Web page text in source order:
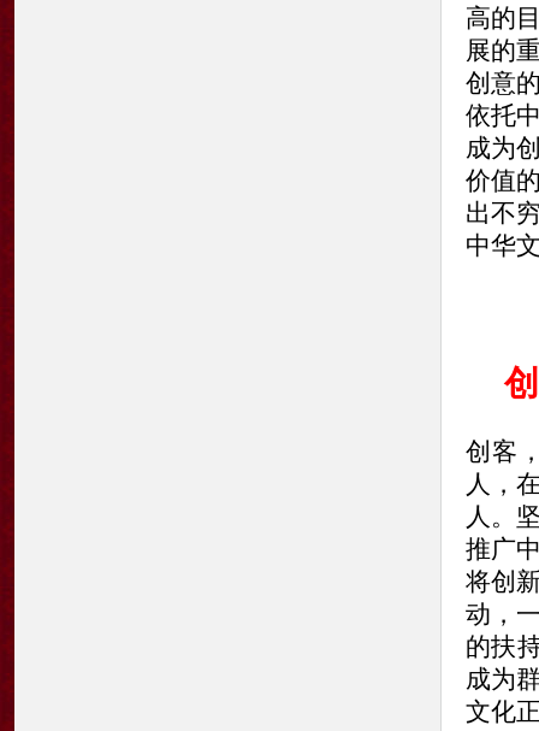
高的
展的
创意
依托
成为
价值
出不
中华
创客
人，
人。
推广
将创
动，
的扶
成为
文化